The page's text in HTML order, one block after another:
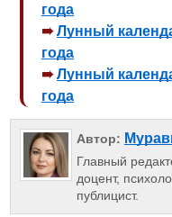
года
Лунный
года
Лунный
года
Автор:
Главный
доцент,
публицист.